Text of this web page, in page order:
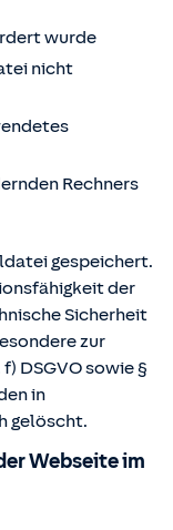
wurde
nicht
Rechners
gespeichert.
der
Sicherheit
zur
DSGVO sowie §
in
gelöscht.
Webseite im